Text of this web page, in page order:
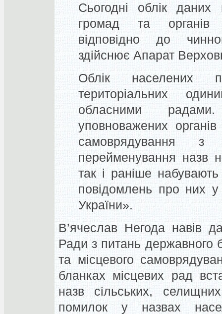
Сьогодні облік даних
громад та органів
відповідно до
здійснює Апарат
Облік населених
територіальних
обласними
уповноважених
самоврядування
перейменування назв
так і раніше набувають
повідомлень про них
України».
В’ячеслав Негода навів
Ради з питань державного
та місцевого
бланках місцевих рад
назв сільських,
помилок у назвах